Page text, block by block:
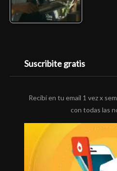
Suscribite gratis
Recibí en tu email 1 vez x
con todas las